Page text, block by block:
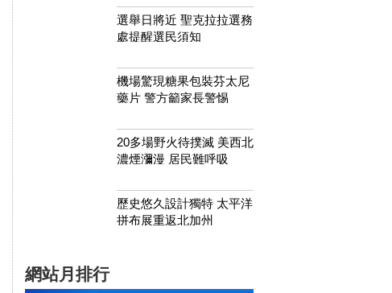
選舉日將近 聖克拉拉選務
處提醒選民須知
機場驚現糖果包裝芬太尼
藥片 警方籲家長警惕
20多場野火待撲滅 美西北
濃煙瀰漫 居民難呼吸
歷史悠久設計獨特 太平洋
拼布展重返北加州
網站月排行